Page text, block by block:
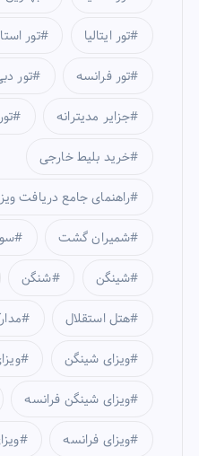
تور تور ایتالیا
تور تور فرانسه
جزایر مدیترانه
خرید بلیط خارجی
راهنمای جامع دریافت
شمیران گشت
شنگن شینگن
هتل استقلال
ویزای شینگن
ویزای شینگن فرانسه
ویزای فرانسه